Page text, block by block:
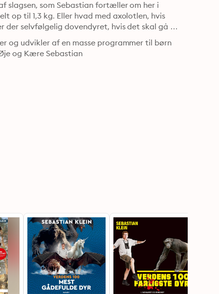
slagsen, som Sebastian fortæller om her i
op til 1,3 kg. Eller hvad med axolotlen, hvis
der selvfølgelig dovendyret, hvis det skal gå
og udvikler af en masse programmer til børn
og Kære Sebastian